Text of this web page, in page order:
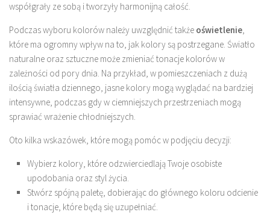
współgrały ze sobą i tworzyły harmonijną całość.
Podczas wyboru kolorów należy uwzględnić także oświetlenie,
które ma ogromny wpływ na to, jak kolory są postrzegane. Światło
naturalne oraz sztuczne może zmieniać tonacje kolorów w
zależności od pory dnia. Na przykład, w pomieszczeniach z dużą
ilością światła dziennego, jasne kolory mogą wyglądać na bardziej
intensywne, podczas gdy w ciemniejszych przestrzeniach mogą
sprawiać wrażenie chłodniejszych.
Oto kilka wskazówek, które mogą pomóc w podjęciu decyzji:
Wybierz kolory, które odzwierciedlają Twoje osobiste
upodobania oraz styl życia.
Stwórz spójną paletę, dobierając do głównego koloru odcienie
i tonacje, które będą się uzupełniać.